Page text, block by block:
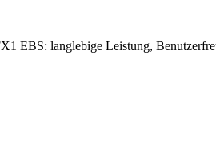
EBS: langlebige Leistung,